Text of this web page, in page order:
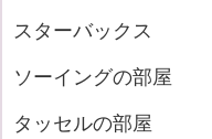
スターバックス
ソーイングの部屋
タッセルの部屋